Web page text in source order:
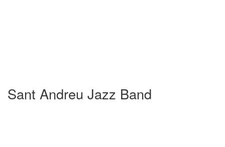
Sant Andreu Jazz Band